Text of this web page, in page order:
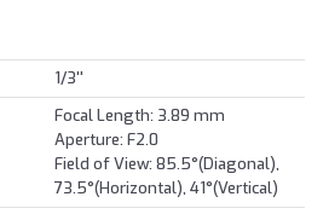
1/3''
Focal Length: 3.89 mm
Aperture: F2.0
Field of View: 85.5°(Diagonal),
73.5°(Horizontal), 41°(Vertical)